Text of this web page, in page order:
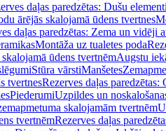
daļas paredzētas: Dušu elementi
ārējās skalojamā ūdens tvertnes
daļas paredzētas: Zema un vidēji
Montāža uz tualetes poda
ūdens tvertnēmAugstu
Stūra vārstiManšetes
tvertnesRezerves daļas paredzētas:
PiederumiUzpildes un
skalojamām tvertnēm
tvertnēmRezerves daļas